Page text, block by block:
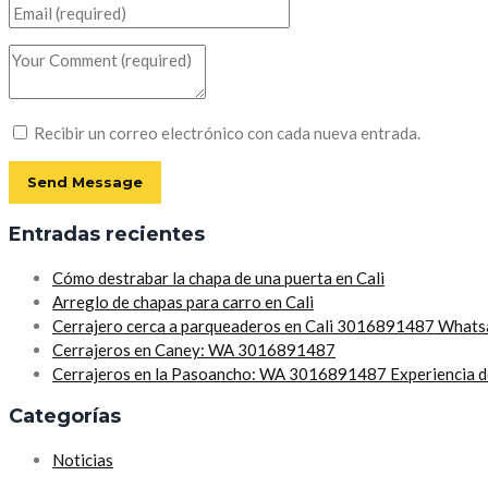
Recibir un correo electrónico con cada nueva entrada.
Entradas recientes
Cómo destrabar la chapa de una puerta en Cali
Arreglo de chapas para carro en Cali
Cerrajero cerca a parqueaderos en Cali 3016891487
Cerrajeros en Caney: WA 3016891487
Cerrajeros en la Pasoancho: WA 3016891487 Experiencia
Categorías
Noticias